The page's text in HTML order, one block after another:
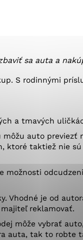
sa auta a
S rodinnými
a tmavých
môžu auto previezť
ktoré taktiež nie
možnosti
Vhodné je od
reklamovať.
môže vybrať
auta, tak to robte
webovej
a nie je